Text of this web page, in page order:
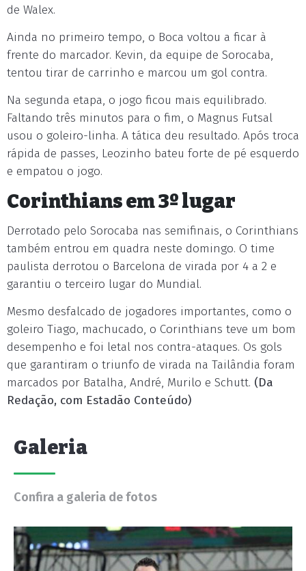
de Walex.
Ainda no primeiro tempo, o Boca voltou a ficar à
frente do marcador. Kevin, da equipe de Sorocaba,
tentou tirar de carrinho e marcou um gol contra.
Na segunda etapa, o jogo ficou mais equilibrado.
Faltando três minutos para o fim, o Magnus Futsal
usou o goleiro-linha. A tática deu resultado. Após troca
rápida de passes, Leozinho bateu forte de pé esquerdo
e empatou o jogo.
Corinthians em 3º lugar
Derrotado pelo Sorocaba nas semifinais, o Corinthians
também entrou em quadra neste domingo. O time
paulista derrotou o Barcelona de virada por 4 a 2 e
garantiu o terceiro lugar do Mundial.
Mesmo desfalcado de jogadores importantes, como o
goleiro Tiago, machucado, o Corinthians teve um bom
desempenho e foi letal nos contra-ataques. Os gols
que garantiram o triunfo de virada na Tailândia foram
marcados por Batalha, André, Murilo e Schutt. (Da
Redação, com Estadão Conteúdo)
Galeria
Confira a galeria de fotos